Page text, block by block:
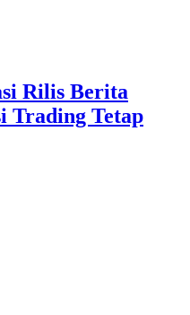
Rilis Berita
Trading Tetap